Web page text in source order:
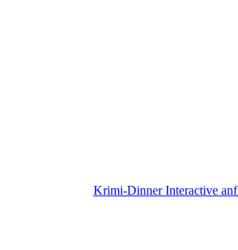
Krimi-Dinner Interactive